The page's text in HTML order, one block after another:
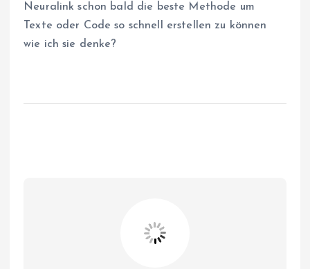
Neuralink schon bald die beste Methode um
Texte oder Code so schnell erstellen zu können
wie ich sie denke?